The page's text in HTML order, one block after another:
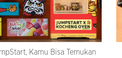
Kamu Bisa Temukan